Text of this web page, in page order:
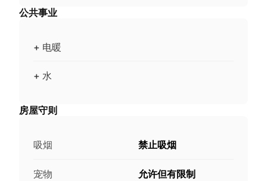
公共事业
+ 电暖
+ 水
房屋守则
吸烟 禁止吸烟
宠物 允许但有限制